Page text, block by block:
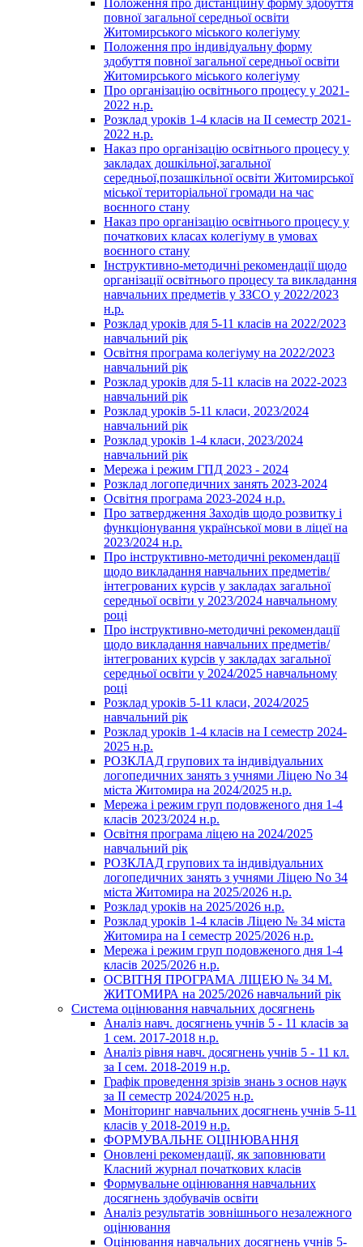
повної загальної середньої освіти
Житомирського міського колегіуму
Положення про індивідуальну форму
здобуття повної загальної середньої освіти
Житомирського міського колегіуму
Про організацію освітнього процесу у 2021-
2022 н.р.
Розклад уроків 1-4 класів на ІІ семестр 2021-
2022 н.р.
Наказ про організацію освітнього процесу у
закладах дошкільної,загальної
середньої,позашкільної освіти Житомирської
міської територіальної громади на час
воєнного стану
Наказ про організацію освітнього процесу у
початкових класах колегіуму в умовах
воєнного стану
Інструктивно-методичні рекомендації щодо
організації освітнього процесу та викладання
навчальних предметів у ЗЗСО у 2022/2023
н.р.
Розклад уроків для 5-11 класів на 2022/2023
навчальний рік
Освітня програма колегіуму на 2022/2023
навчальний рік
Розклад уроків для 5-11 класів на 2022-2023
навчальний рік
Розклад уроків 5-11 класи, 2023/2024
навчальний рік
Розклад уроків 1-4 класи, 2023/2024
навчальний рік
Мережа і режим ГПД 2023 - 2024
Розклад логопедичних занять 2023-2024
Освітня програма 2023-2024 н.р.
Про затвердження Заходів щодо розвитку і
функціонування української мови в ліцеї на
2023/2024 н.р.
Про інструктивно-методичні рекомендації
щодо викладання навчальних предметів/
інтегрованих курсів у закладах загальної
середньої освіти у 2023/2024 навчальному
році
Про інструктивно-методичні рекомендації
щодо викладання навчальних предметів/
інтегрованих курсів у закладах загальної
середньої освіти у 2024/2025 навчальному
році
Розклад уроків 5-11 класи, 2024/2025
навчальний рік
Розклад уроків 1-4 класів на І семестр 2024-
2025 н.р.
РОЗКЛАД групових та індивідуальних
логопедичних занять з учнями Ліцею No 34
міста Житомира на 2024/2025 н.р.
Мережа і режим груп подовженого дня 1-4
класів 2023/2024 н.р.
Освітня програма ліцею на 2024/2025
навчальний рік
РОЗКЛАД групових та індивідуальних
логопедичних занять з учнями Ліцею No 34
міста Житомира на 2025/2026 н.р.
Розклад уроків на 2025/2026 н.р.
Розклад уроків 1-4 класів Ліцею № 34 міста
Житомира на І семестр 2025/2026 н.р.
Мережа і режим груп подовженого дня 1-4
класів 2025/2026 н.р.
ОСВІТНЯ ПРОГРАМА ЛІЦЕЮ № 34 М.
ЖИТОМИРА на 2025/2026 навчальний рік
Система оцінювання навчальних досягнень
Аналіз навч. досягнень учнів 5 - 11 класів за
1 сем. 2017-2018 н.р.
Аналіз рівня навч. досягнень учнів 5 - 11 кл.
за І сем. 2018-2019 н.р.
Графік проведення зрізів знань з основ наук
за ІІ семестр 2024/2025 н.р.
Моніторинг навчальних досягнень учнів 5-11
класів у 2018-2019 н.р.
ФОРМУВАЛЬНЕ ОЦІНЮВАННЯ
Оновлені рекомендації, як заповнювати
Класний журнал початкових класів
Формувальне оцінювання навчальних
досягнень здобувачів освіти
Аналіз результатів зовнішнього незалежного
оцінювання
Оцінювання навчальних досягнень учнів 5-